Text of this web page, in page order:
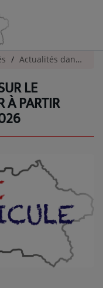
Actualités dans l'Allier
LE
À PARTIR